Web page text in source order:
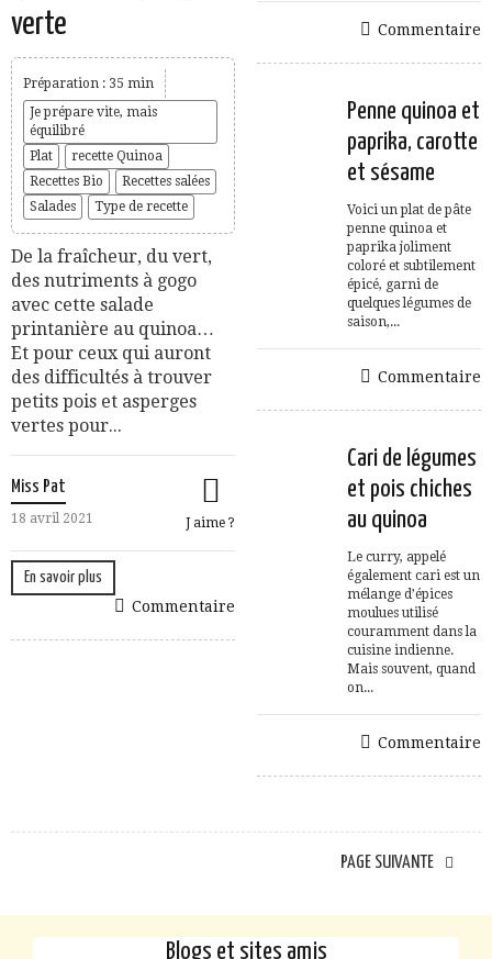
verte
Préparation : 35 min
Je prépare vite, mais
équilibré
Plat
recette Quinoa
Recettes Bio
Recettes salées
Salades
Type de recette
De la fraîcheur, du vert,
des nutriments à gogo
avec cette salade
printanière au quinoa…
Et pour ceux qui auront
des difficultés à trouver
petits pois et asperges
vertes pour...
Miss Pat
18 avril 2021 J aime ?
En savoir plus
Commentaire
Commentaire
Penne quinoa et
paprika, carotte
et sésame
Voici un plat de pâte
penne quinoa et
paprika joliment
coloré et subtilement
épicé, garni de
quelques légumes de
saison,...
Commentaire
Cari de légumes
et pois chiches
au quinoa
Le curry, appelé
également cari est un
mélange d’épices
moulues utilisé
couramment dans la
cuisine indienne.
Mais souvent, quand
on...
Commentaire
PAGE SUIVANTE
Blogs et sites amis